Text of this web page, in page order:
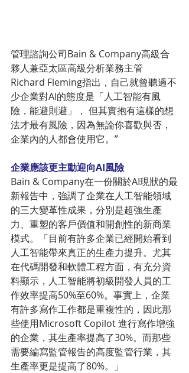
管理諮詢公司Bain & Company高級合
夥人兼亞太區高級分析業務主管
Richard Fleming指出，自己就曾聽過不
少企業對AI的態度是「人工智能有風
險，能避則避」， 但其實抱有這樣的想
法才最有風險，因為無論你喜歡與否，
企業內的人都會使用它。”
企業應該更主動迎向AI風險
Bain & Company在一份關於AI現狀的最
新報告中，強調了企業在人工智能領域
的三大變革性成果，分別是超強生產
力、重塑的客戶價值和開創性的新商業
模式。「目前有許多企業已經開始看到
人工智能帶來真正的生產力提升。尤其
在代碼開發和軟體工程方面，有充分資
料顯示，人工智能將初級開發人員的工
作效率提高50%至60%。事實上，企業
有許多寫作工作都是重複性的，因此那
些使用Microsoft Copilot 進行寫作增強
的企業，其生產率提高了30%。而那些
需要編寫監管報告的高度監管行業，其
生產率更是提高了80%。」